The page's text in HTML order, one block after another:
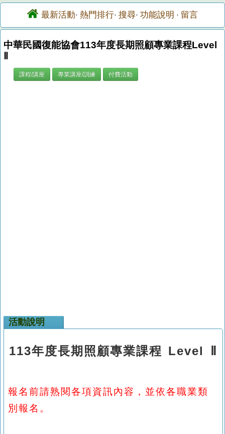
最新活動· 熱門排行· 搜尋· 功能說明 · 留言
中華民國復能協會113年度長期照顧專業課程Level
Ⅱ
課程/講座 專業講座/訓練 付費活動
活動說明
113年度長期照顧專業課程 Level
報名前請熟閱各項資訊內容，並依各職業類
別報名。